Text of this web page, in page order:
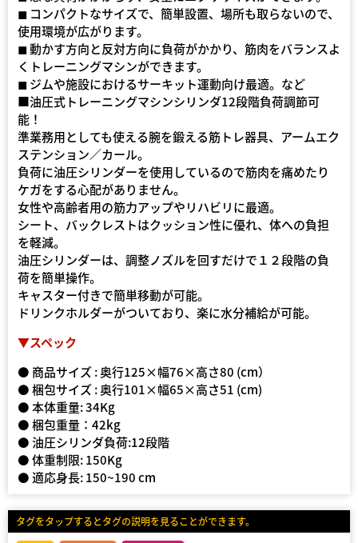
◼ コンパクトなサイズで、簡単設置、場所も取らないので、
使用環境が広がります。
◼ 動かす方向と反対方向に負荷がかかり、筋肉をバランスよ
くトレーニングマシンができます。
◼ ジムや施設におけるサーキット運動向け最適。など
■油圧式トレーニングマシンシリンダ12段階負荷調節可
能！
準業務用としても使える腕を鍛える筋トレ器具、アームエク
ステンション／カール。
負荷に油圧シリンダーを使用しているので筋肉を痛めたり
ケガをする心配がありません。
女性や高齢者用の筋力アップやリハビリに最適。
シート、バックレストはクッション性に優れ、体への負担
を軽減。
油圧シリンダーは、調整ノズルを回すだけで１２段階の負
荷を簡単操作。
キャスター付きで簡単移動が可能。
ドリンクホルダーがついており、楽に水分補給が可能。
▼スペック
⚫ 商品サイズ : 奥行125×幅76×高さ80 (cm）
⚫ 梱包サイズ : 奥行101×幅65×高さ51 (cm)
⚫ 本体重量: 34Kg
⚫ 梱包重量：42kg
⚫ 油圧シリンダ負荷:12段階
⚫ 体重制限: 150Kg
⚫ 適応身長: 150~190 cm
タグをタップするとタグの説明を見ることができます。